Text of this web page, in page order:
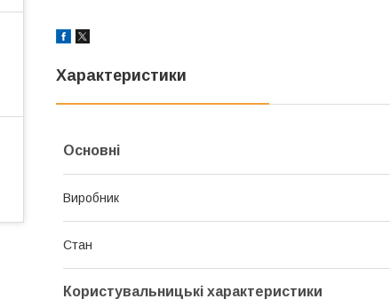
Характеристики
Основні
Виробник
Стан
Користувальницькі характеристики